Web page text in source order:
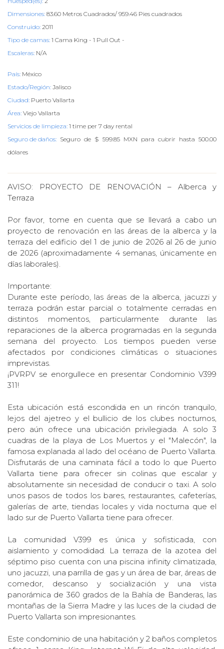
Dimensiones: 83.60 Metros Cuadrados/ 959.46 Pies cuadrados
Construido: 2011
Tipo de camas: 1 Cama King - 1 Pull Out -
Escaleras: N/A
País: México
Estado/Región: Jalisco
Ciudad: Puerto Vallarta
Área: Viejo Vallarta
Servicios de limpieza: 1 time per 7 day rental
Seguro de daños: Seguro de $ 599.85 MXN para cubrir hasta 500.00
dólares
AVISO: PROYECTO DE RENOVACIÓN – Alberca y
Terraza
Por favor, tome en cuenta que se llevará a cabo un
proyecto de renovación en las áreas de la alberca y la
terraza del edificio del 1 de junio de 2026 al 26 de junio
de 2026 (aproximadamente 4 semanas, únicamente en
días laborales).
Importante:
Durante este período, las áreas de la alberca, jacuzzi y
terraza podrán estar parcial o totalmente cerradas en
distintos momentos, particularmente durante las
reparaciones de la alberca programadas en la segunda
semana del proyecto. Los tiempos pueden verse
afectados por condiciones climáticas o situaciones
imprevistas.
¡PVRPV se enorgullece en presentar Condominio V399
311!
Esta ubicación está escondida en un rincón tranquilo,
lejos del ajetreo y el bullicio de los clubes nocturnos,
pero aún ofrece una ubicación privilegiada. A solo 3
cuadras de la playa de Los Muertos y el "Malecón", la
famosa explanada al lado del océano de Puerto Vallarta.
Disfrutarás de una caminata fácil a todo lo que Puerto
Vallarta tiene para ofrecer sin colinas que escalar y
absolutamente sin necesidad de conducir o taxi. A solo
unos pasos de todos los bares, restaurantes, cafeterías,
galerías de arte, tiendas locales y vida nocturna que el
lado sur de Puerto Vallarta tiene para ofrecer.
La comunidad V399 es única y sofisticada, con
aislamiento y comodidad. La terraza de la azotea del
séptimo piso cuenta con una piscina infinity climatizada,
uno jacuzzi, una parrilla de gas y un área de bar, áreas de
comedor, descanso y socialización y una vista
panorámica de 360 grados de la Bahía de Banderas, las
montañas de la Sierra Madre y las luces de la ciudad de
Puerto Vallarta son impresionantes.
Este condominio de una habitación y 2 baños completos